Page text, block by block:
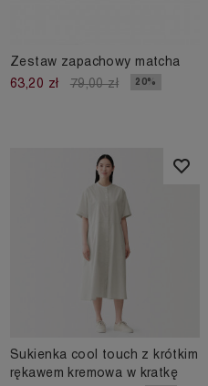
Zestaw zapachowy matcha
63,20 zł
79,00 zł 20%
Sukienka cool touch z krótkim
rękawem kremowa w kratkę